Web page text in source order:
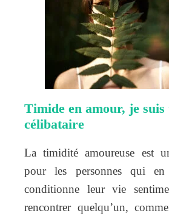
Timide en amour, je
célibataire
La timidité amoureuse est
pour les personnes qui en
conditionne leur vie
rencontrer quelqu’un,